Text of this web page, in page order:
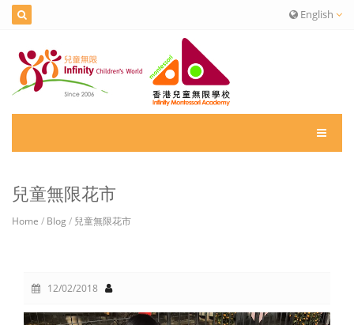
English
兒童無限花市
Home / Blog / 兒童無限花市
12/02/2018